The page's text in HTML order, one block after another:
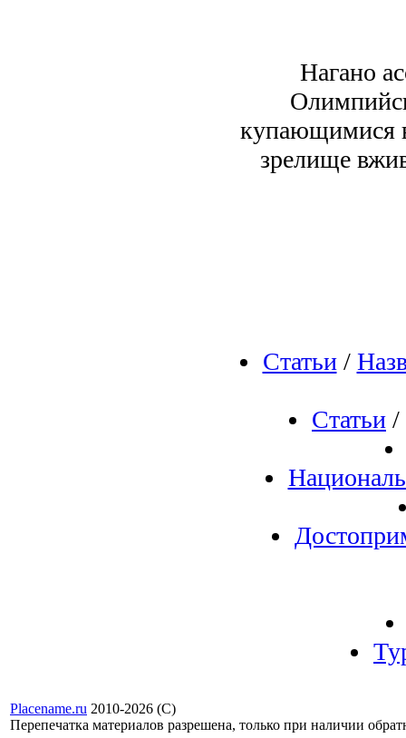
Нагано
купающимися
зрелище
Статьи/
Статьи /
Placename.ru 2010-2026 (С)
Перепечатка материалов разрешена, только при наличии